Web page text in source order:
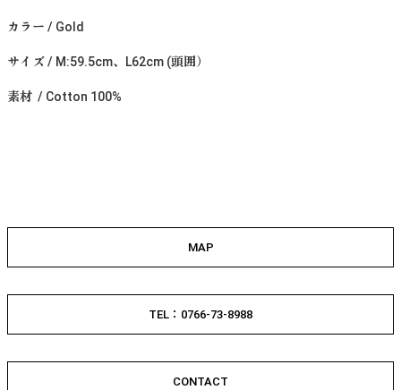
カラー / Gold
サイズ / M:59.5cm、L62cm (頭囲）
素材 / Cotton 100%
MAP
TEL：0766-73-8988
CONTACT